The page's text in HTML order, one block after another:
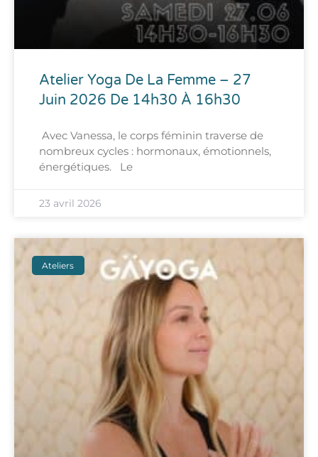
Atelier Yoga De La Femme – 27
Juin 2026 De 14h30 À 16h30
Avec Vanessa, le corps féminin traverse de
nombreux cycles : hormonaux, émotionnels,
énergétiques. Le
23 avril 2026
Ateliers